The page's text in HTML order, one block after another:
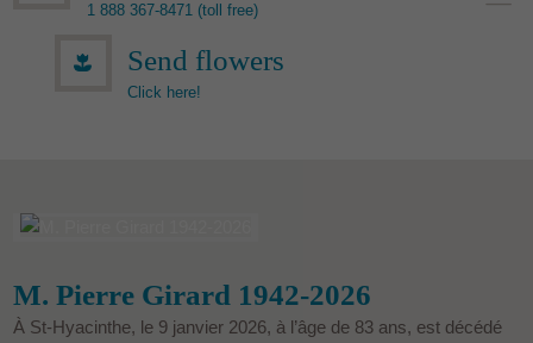
1 888 367-8471 (toll free)
Send flowers
Click here!
M. Pierre Girard 1942-2026
À St-Hyacinthe, le 9 janvier 2026, à l’âge de 83 ans, est décédé